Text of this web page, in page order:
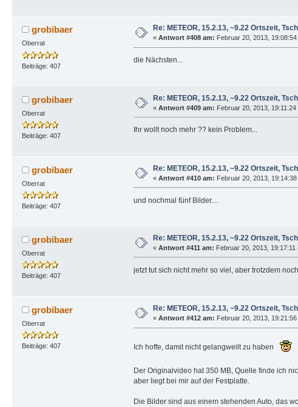
grobibaer
Oberrat
Beiträge: 407
Re: METEOR, 15.2.13, ~9.22 Ortszeit,
« Antwort #408 am: Februar 20, 2013,
die Nächsten...
grobibaer
Oberrat
Beiträge: 407
Re: METEOR, 15.2.13, ~9.22 Ortszeit,
« Antwort #409 am: Februar 20, 2013,
Ihr wollt noch mehr ?? kein Problem...
grobibaer
Oberrat
Beiträge: 407
Re: METEOR, 15.2.13, ~9.22 Ortszeit,
« Antwort #410 am: Februar 20, 2013,
und nochmal fünf Bilder....
grobibaer
Oberrat
Beiträge: 407
Re: METEOR, 15.2.13, ~9.22 Ortszeit,
« Antwort #411 am: Februar 20, 2013, 19:17:11
jetzt tut sich nicht mehr so viel, aber trotzdem
grobibaer
Oberrat
Beiträge: 407
Re: METEOR, 15.2.13, ~9.22 Ortszeit,
« Antwort #412 am: Februar 20, 2013,
Ich hoffe, damit nicht gelangweilt zu haben
Der Originalvideo hat 350 MB, Quelle finde ich
aber liegt bei mir auf der Festplatte.
Die Bilder sind aus einem stehenden Auto, das